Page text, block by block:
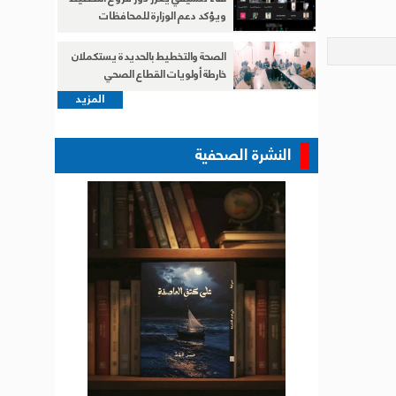
ويؤكد دعم الوزارة للمحافظات
الصحة والتخطيط بالحديدة يستكملان
خارطة أولويات القطاع الصحي
المزيد
النشرة الصحفية